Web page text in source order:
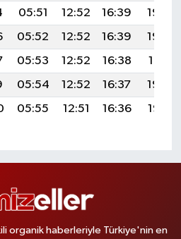
05:51 12:52 16:39
19:44
05:52 12:52 16:39
19:42
05:53 12:52 16:38
19:41
05:54 12:52 16:37
19:39
05:55 12:51 16:36 19:38
organik haberleriyle Türkiye'nin en